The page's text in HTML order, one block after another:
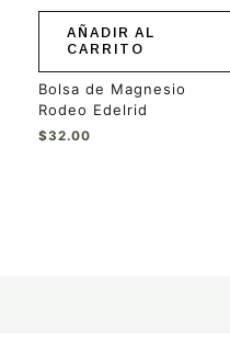
AÑADIR AL
CARRITO
Bolsa de Magnesio
Rodeo Edelrid
$32.00